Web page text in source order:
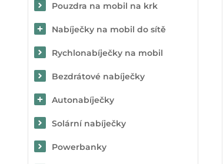
Pouzdra na mobil na krk
Nabíječky na mobil do sítě
Rychlonabíječky na mobil
Bezdrátové nabíječky
Autonabíječky
Solární nabíječky
Powerbanky